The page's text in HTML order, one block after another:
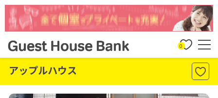
0
アップルハウス